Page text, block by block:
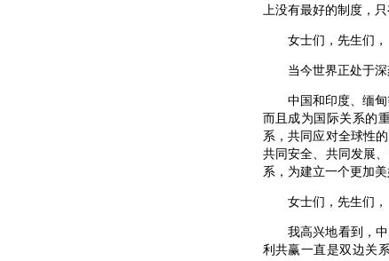
上没有最好的制度，
女士们，先生们，
当今世界正处于深刻
中国和印度、缅甸
而且成为国际关系的
系，共同应对全球性
共同安全、共同发展
系，为建立一个更加美
女士们，先生们，
我高兴地看到，中
利共赢一直是双边关